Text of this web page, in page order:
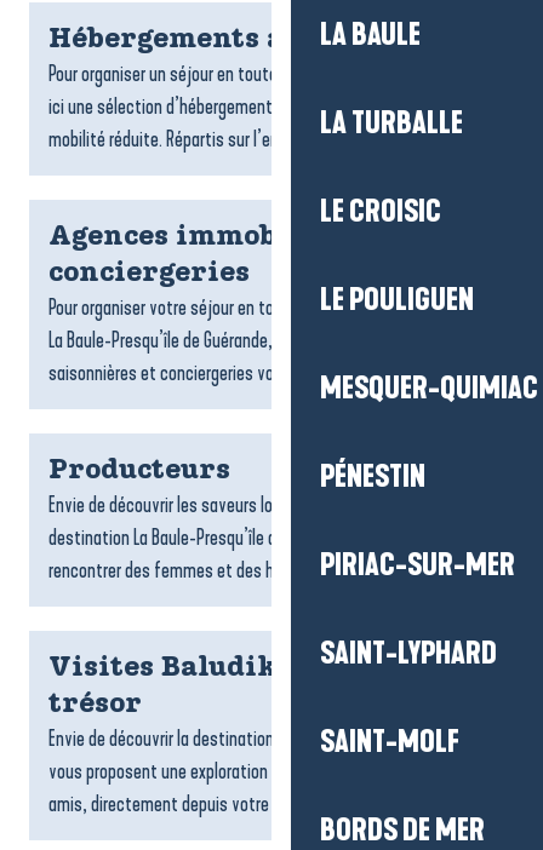
LA BAULE
LA TURBALLE
LE CROISIC
LE POULIGUEN
MESQUER-QUIMIAC
PÉNESTIN
PIRIAC-SUR-MER
SAINT-LYPHARD
SAINT-MOLF
BORDS DE MER
Hébergements accessibles
Pour organiser un séjour en toute tranquillité, on vous propose
ici une sélection d’hébergements accessibles aux personnes à
mobilité réduite. Répartis sur l’ensemble du...
Agences immobilières et
conciergeries
Pour organiser votre séjour en toute sérénité sur la destination
La Baule-Presqu’île de Guérande, les agences de locations
saisonnières et conciergeries vous accompagnent dans...
Producteurs
Envie de découvrir les saveurs locales ? Les producteurs de la
destination La Baule-Presqu’île de Guérande vous invitent à
rencontrer des femmes et des hommes passionnés,...
Visites Baludik et chasses au
trésor
Envie de découvrir la destination ? Les jeux de piste Baludik
vous proposent une exploration ludique, en famille ou entre
amis, directement depuis votre téléphone. Suivez des...